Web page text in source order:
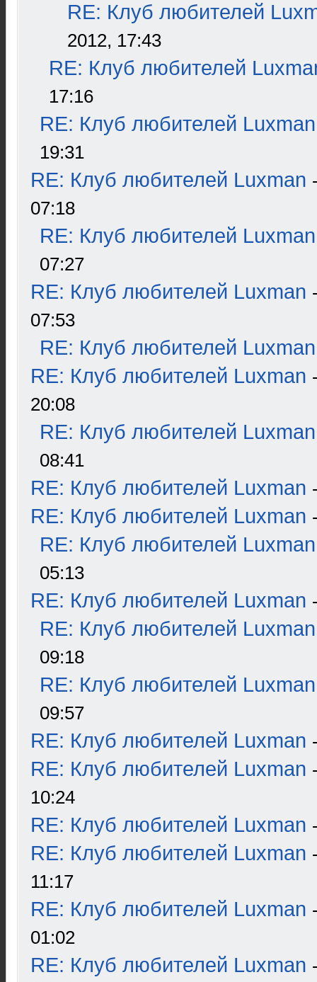
RE: Клуб любителей
2012, 17:43
RE: Клуб любителей
17:16
RE: Клуб любителей Luxman
19:31
RE: Клуб любителей Luxman
07:18
RE: Клуб любителей Luxman
07:27
RE: Клуб любителей Luxman
07:53
RE: Клуб любителей Luxman
RE: Клуб любителей Luxman
20:08
RE: Клуб любителей Luxman
08:41
RE: Клуб любителей Luxman
RE: Клуб любителей Luxman
RE: Клуб любителей Luxman
05:13
RE: Клуб любителей Luxman
RE: Клуб любителей Luxman
09:18
RE: Клуб любителей Luxman
09:57
RE: Клуб любителей Luxman
RE: Клуб любителей Luxman
10:24
RE: Клуб любителей Luxman
RE: Клуб любителей Luxman
11:17
RE: Клуб любителей Luxman
01:02
RE: Клуб любителей Luxman